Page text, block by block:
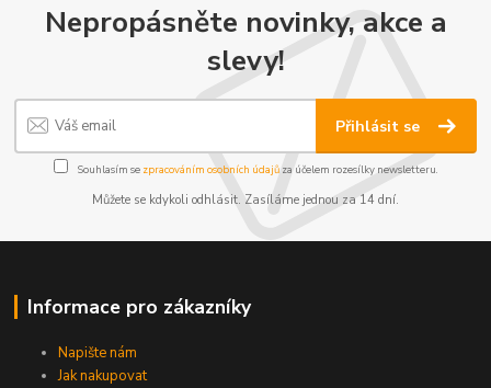
Nepropásněte novinky, akce a
slevy!
Přihlásit se
Souhlasím se zpracováním osobních údajůza účelem rozesílky newsletteru.
Můžete se kdykoli odhlásit. Zasíláme jednou za 14 dní.
Informace pro zákazníky
Napište nám
Jak nakupovat